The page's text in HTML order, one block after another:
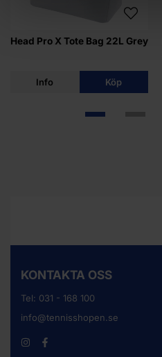
Head Pro X Tote Bag 22L Grey
Info Köp
KONTAKTA OSS
Tel: 031 - 168 100
info@tennisshopen.se